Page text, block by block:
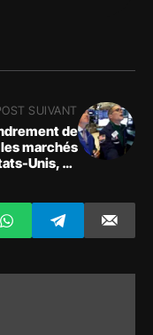
SUIVANT
de
marchés
Unis, en
des actions
contrats à
sur actions